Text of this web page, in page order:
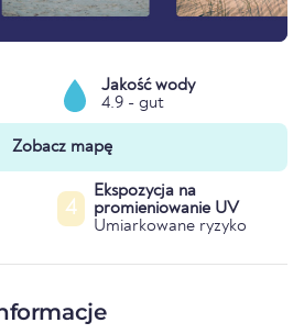
Jakość wody
4.9 - gut
Zobacz mapę
4
Ekspozycja na
promieniowanie UV
Umiarkowane ryzyko